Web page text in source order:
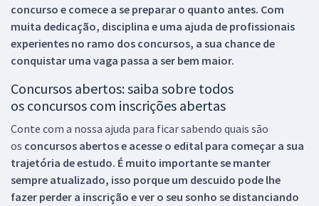
concurso e comece a se preparar o quanto antes. Com
muita dedicação, disciplina e uma ajuda de profissionais
experientes no ramo dos concursos, a sua chance de
conquistar uma vaga passa a ser bem maior.
Concursos abertos: saiba sobre todos
os concursos com inscrições abertas
Conte com a nossa ajuda para ficar sabendo quais são
os concursos abertos e acesse o edital para começar a sua
trajetória de estudo. É muito importante se manter
sempre atualizado, isso porque um descuido pode lhe
fazer perder a inscrição e ver o seu sonho se distanciando